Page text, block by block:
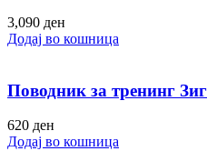
3,090 ден
Додај во кошница
Поводник за тренинг
620 ден
Додај во кошница